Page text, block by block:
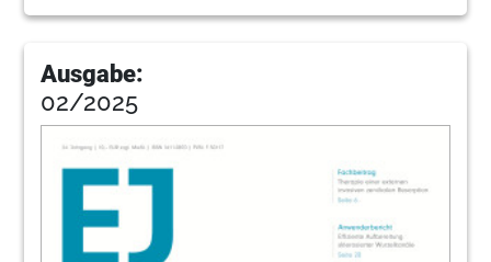
Ausgabe:
02/2025